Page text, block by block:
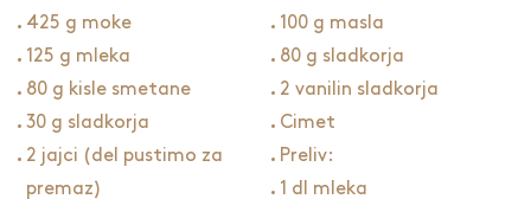
425 g moke
125 g mleka
80 g kisle smetane
30 g sladkorja
2 jajci (del pustimo za
premaz)
100 g masla
80 g sladkorja
2 vanilin sladkorja
Cimet
Preliv:
1 dl mleka